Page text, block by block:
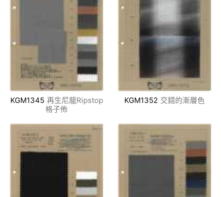
KGM1345 再生尼龍Ripstop
格子佈
KGM1352 交錯的漸層色